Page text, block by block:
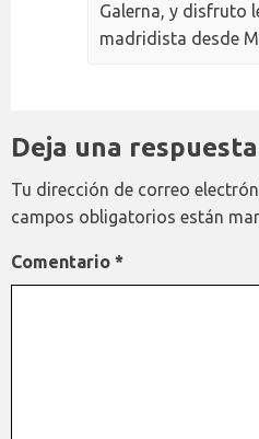
Galerna, y disfruto
madridista desde
Deja una respuesta
Tu dirección de correo
campos obligatorios están
Comentario *